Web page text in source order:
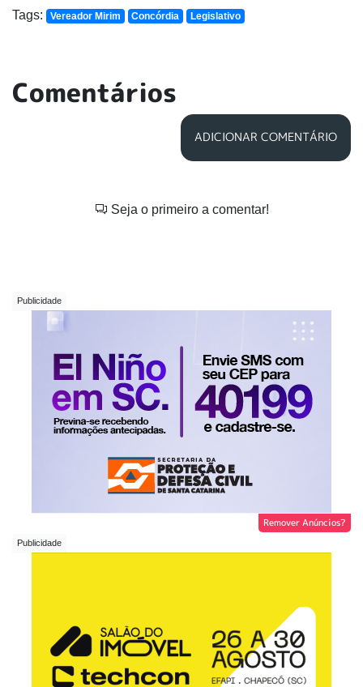
Tags: Vereador Mirim Concórdia Legislativo
Comentários
ADICIONAR COMENTÁRIO
Seja o primeiro a comentar!
Remover Anúncios?